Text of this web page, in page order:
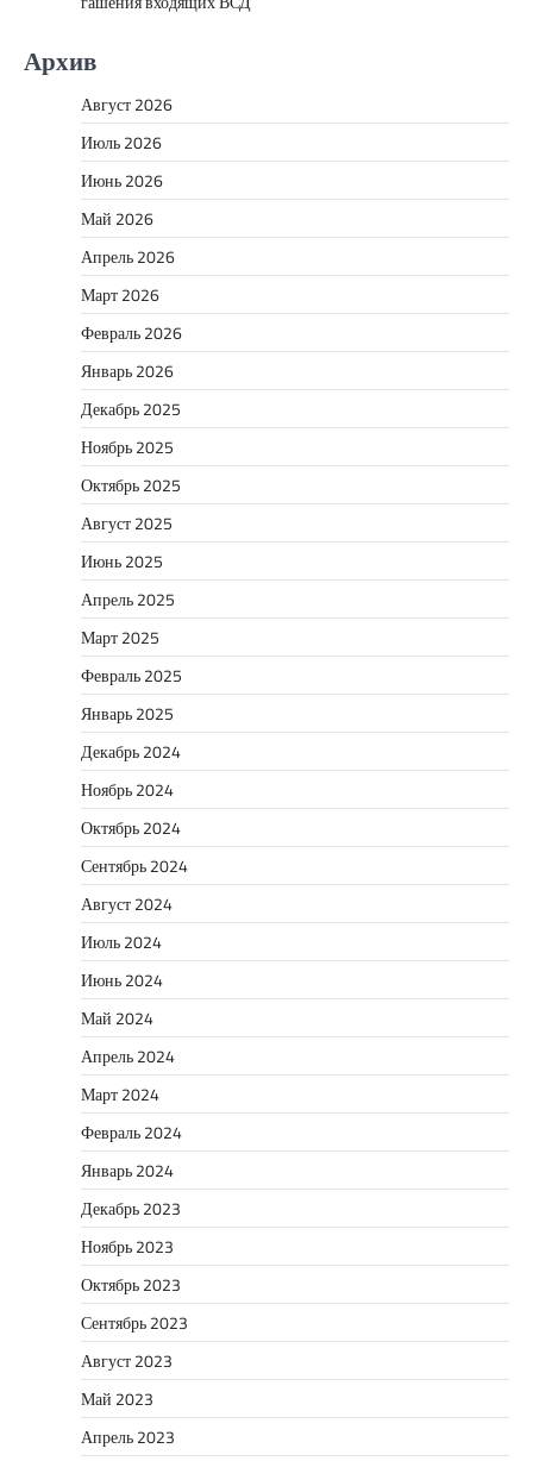
Архив
Август 2026
Июль 2026
Июнь 2026
Май 2026
Апрель 2026
Март 2026
Февраль 2026
Январь 2026
Декабрь 2025
Ноябрь 2025
Октябрь 2025
Август 2025
Июнь 2025
Апрель 2025
Март 2025
Февраль 2025
Январь 2025
Декабрь 2024
Ноябрь 2024
Октябрь 2024
Сентябрь 2024
Август 2024
Июль 2024
Июнь 2024
Май 2024
Апрель 2024
Март 2024
Февраль 2024
Январь 2024
Декабрь 2023
Ноябрь 2023
Октябрь 2023
Сентябрь 2023
Август 2023
Май 2023
Апрель 2023